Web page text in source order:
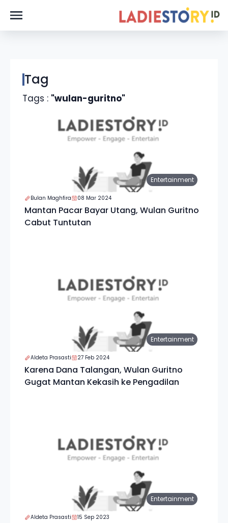
Tag
Tags : "wulan-guritno"
Entertainment
Bulan Maghfira 08 Mar 2024
Mantan Pacar Bayar Utang, Wulan Guritno
Cabut Tuntutan
Entertainment
Aldeta Prasasti 27 Feb 2024
Karena Dana Talangan, Wulan Guritno
Gugat Mantan Kekasih ke Pengadilan
Entertainment
Aldeta Prasasti 15 Sep 2023